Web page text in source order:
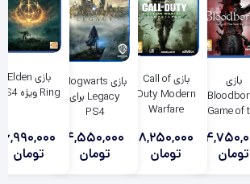
بازی
Game of
تومان
بازی Call of
Duty Modern
Warfare
برای PS4
8,250,000
تومان
بازی Hogwarts
Legacy برای
PS4
4,550,000
تومان
بازی Elden
Ring ویژه PS4
6,990,000
تومان